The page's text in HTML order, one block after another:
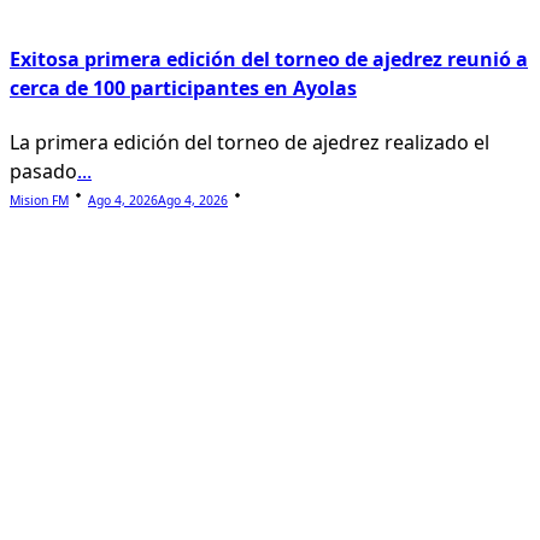
Exitosa primera edición del torneo de ajedrez reunió a
cerca de 100 participantes en Ayolas
La primera edición del torneo de ajedrez realizado el
pasado...
Mision FM Ago 4, 2026Ago 4, 2026